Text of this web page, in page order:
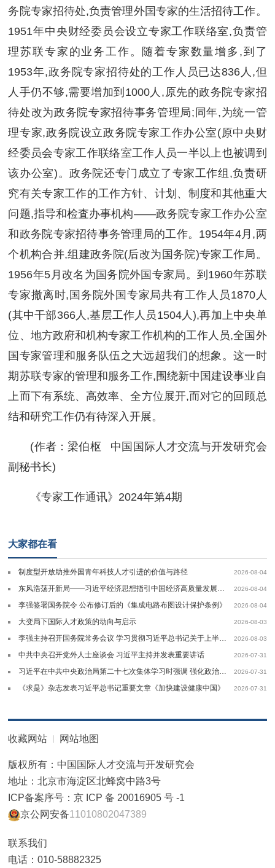
务院专家招待处,负责管理外国专家的生活招待工作。
1951年中央财经委员会设立专家工作联络室,负责管
理苏联专家的业务工作。随着专家数量增多,到了
1953年,政务院专家招待处的工作人员已达836人,但
人手仍不够,需要增加到1000人,原先的政务院专家招
待处改为政务院专家招待事务管理局;同年,为统一管
理专家,政务院设立政务院专家工作办公室(原中央财
经委员会专家工作联络室工作人员一半以上也被调到
该办公室)。政务院还专门成立了专家工作组,负责研
究有关专家工作的工作方针、计划、制度和其他重大
问题,指导和检査办事机构——政务院专家工作办公室
和政务院专家招待事务管理局的工作。1954年4月,两
个机构合并,组建政务院(后改为国务院)专家工作局。
1956年5月改名为国务院外国专家局。到1960年苏联
专家撤离时,国务院外国专家局共有工作人员1870人
(其中干部366人,基层工作人员1504人),再加上中央单
位、地方政府和机构专家工作机构的工作人员,全国外
国专家管理和服务队伍之大远超我们的想象。这一时
期苏联专家的管理和服务工作,围绕新中国建设事业自
上而下有系统、高效率、全方位展开,而对它的回顾总
结和研究工作仍有待深入开展。
(作者：梁伯枢 中国国际人才交流与开发研究会
副秘书长)
《专家工作通讯》2024年第4期
大家都在看
制度型开放助推外国青年科技人才引进的价值与路径 2026-08-04
东风浩荡开新局——习近平经济思想指引中国经济高质量发展行稳致远 2026-08-04
李强签署国务院令 公布修订后的《集成电路布图设计保护条例》 2026-08-04
大变局下国际人才政策的动向与启示 2026-08-03
李强主持召开国务院常务会议 学习贯彻习近平总书记关于上半年经济形势和做好下半年经济工作的重要讲话精神 2026-08-03
中共中央召开党外人士座谈会 习近平主持并发表重要讲话 2026-07-31
习近平在中共中央政治局第二十七次集体学习时强调 强化政治引领 深化创新发展高质量推进国防和军队现代化 2026-07-31
《求是》杂志发表习近平总书记重要文章《加快建设健康中国》 2026-07-31
收藏网站 网站地图
版权所有：中国国际人才交流与开发研究会
地址：北京市海淀区北蜂窝中路3号
ICP备案序号：京 ICP 备 20016905 号 -1
京公网安备11010802047389
联系我们
电话：010-58882325